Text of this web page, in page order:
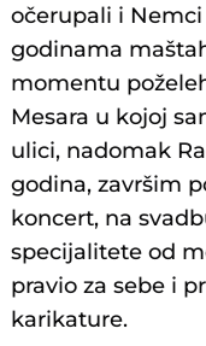
očerupali i
godinama
momentu
Mesara u kojoj
ulici, nadomak
godina, završim
koncert, na
specijalitete od
pravio za sebe i
karikature.